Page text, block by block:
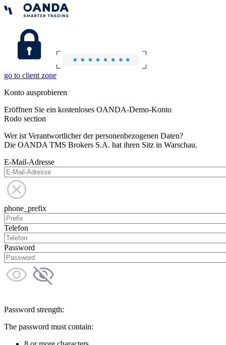
go to client zone
Konto ausprobieren
Eröffnen Sie ein kostenloses OANDA-Demo-Konto
Rodo section
Wer ist Verantwortlicher der personenbezogenen Daten?
Die OANDA TMS Brokers S.A. hat ihren Sitz in Warschau.
E-Mail-Adresse
phone_prefix
Telefon
Password
Password strength:
The password must contain: